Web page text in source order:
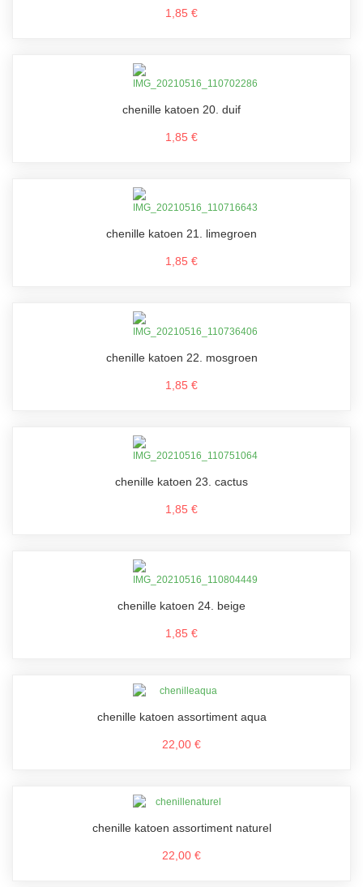
1,85 €
chenille katoen 20. duif
1,85 €
chenille katoen 21. limegroen
1,85 €
chenille katoen 22. mosgroen
1,85 €
chenille katoen 23. cactus
1,85 €
chenille katoen 24. beige
1,85 €
chenille katoen assortiment aqua
22,00 €
chenille katoen assortiment naturel
22,00 €